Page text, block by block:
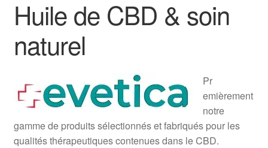
Huile de CBD & soin
naturel
Pr
emièrement
notre
gamme de produits sélectionnés et fabriqués pour les
qualités thérapeutiques contenues dans le CBD.